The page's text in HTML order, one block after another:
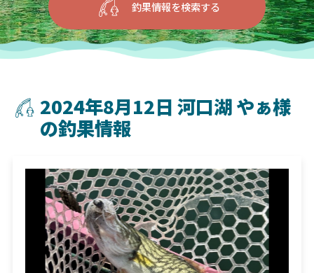
釣果情報を検索する
2024年8月12日 河口湖 やぁ様
の釣果情報